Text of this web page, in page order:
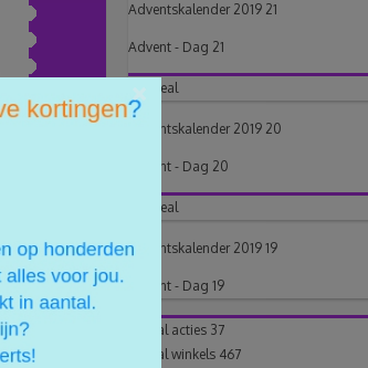
Adventskalender 2019 21
Advent - Dag 21
Topdeal
Adventskalender 2019 20
Advent - Dag 20
Topdeal
Adventskalender 2019 19
Advent - Dag 19
Aantal acties 37
Aantal winkels 467
×